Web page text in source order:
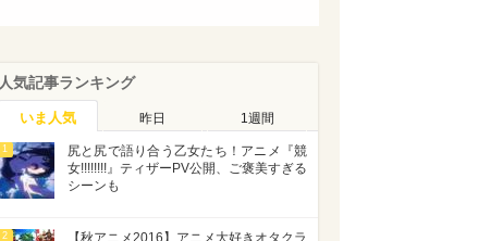
人気記事ランキング
いま人気 昨日 1週間
1
尻と尻で語り合う乙女たち！アニメ『競
女!!!!!!!!』ティザーPV公開、ご褒美すぎる
シーンも
2
【秋アニメ2016】アニメ大好きオタクラ